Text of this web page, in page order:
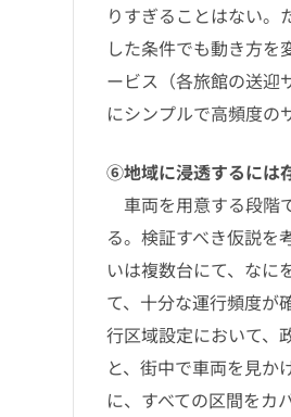
りすぎることはない。
した条件でも動き方を
ービス（各旅館の送迎
にシンプルで高頻度の
⑥地域に浸透するには
車両を用意する段階
る。検証すべき仮説を
いは複数台にて、なに
て、十分な運行頻度が
行区域設定において、
と、街中で車両を見か
に、すべての区間をカ